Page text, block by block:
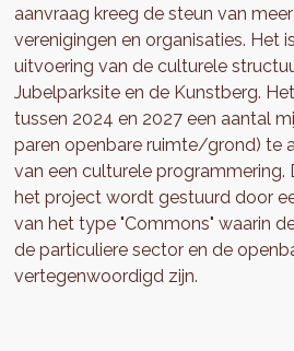
aanvraag kreeg de steun van
verenigingen en organisaties. Het
uitvoering van de culturele
Jubelparksite en de Kunstberg.
tussen 2024 en 2027 een aantal
paren openbare ruimte/grond) te
van een culturele programmering.
het project wordt gestuurd door
van het type "Commons" waarin
de particuliere sector en de
vertegenwoordigd zijn.